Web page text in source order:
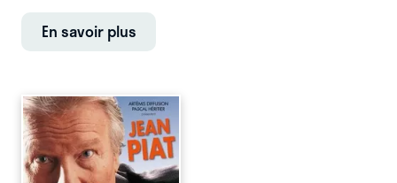
En savoir plus